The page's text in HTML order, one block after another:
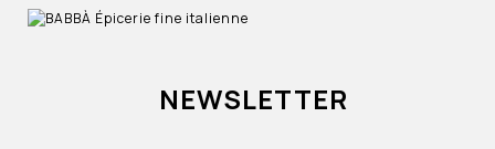
NEWSLETTER